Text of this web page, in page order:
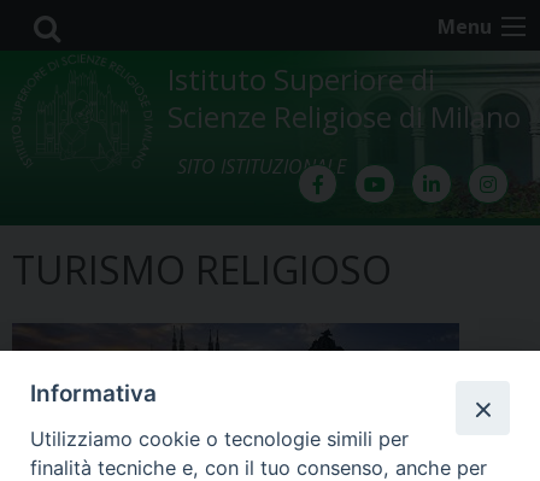
Skip
content
Menu
Istituto Superiore di
Scienze Religiose di Milano
SITO ISTITUZIONALE
TURISMO RELIGIOSO
Informativa
Utilizziamo cookie o tecnologie simili per
finalità tecniche e, con il tuo consenso, anche per